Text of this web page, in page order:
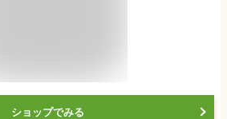
ショップでみる